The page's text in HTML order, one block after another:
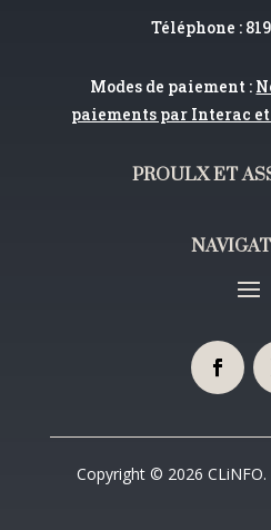
Téléphone :
Modes de paiement :
paiements par Interac
PROULX ET
Copyright © 2026